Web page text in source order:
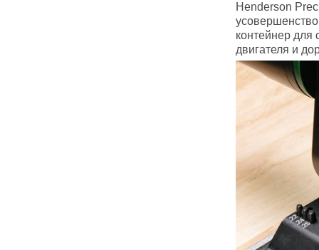
Henderson
контейнер для
двигателя и